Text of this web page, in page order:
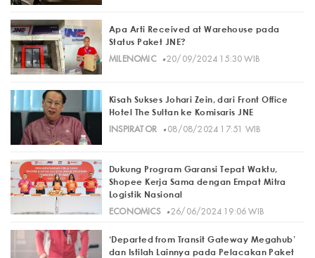
Apa Arti Received at Warehouse pada
Status Paket JNE?
MILENOMIC· 20/09/2024 15:30 WIB
Kisah Sukses Johari Zein, dari Front Office
Hotel The Sultan ke Komisaris JNE
INSPIRATOR
· 08/08/2024 17:51 WIB
Dukung Program Garansi Tepat Waktu,
Shopee Kerja Sama dengan Empat Mitra
Logistik Nasional
ECONOMICS· 26/06/2024 19:06 WIB
‘Departed from Transit Gateway Megahub’
dan Istilah Lainnya pada Pelacakan Paket